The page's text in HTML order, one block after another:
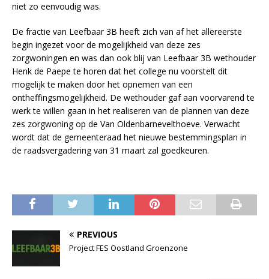
niet zo eenvoudig was.
De fractie van Leefbaar 3B heeft zich van af het allereerste
begin ingezet voor de mogelijkheid van deze zes
zorgwoningen en was dan ook blij van Leefbaar 3B wethouder
Henk de Paepe te horen dat het college nu voorstelt dit
mogelijk te maken door het opnemen van een
ontheffingsmogelijkheid. De wethouder gaf aan voorvarend te
werk te willen gaan in het realiseren van de plannen van deze
zes zorgwoning op de Van Oldenbarnevelthoeve. Verwacht
wordt dat de gemeenteraad het nieuwe bestemmingsplan in
de raadsvergadering van 31 maart zal goedkeuren.
PREVIOUS
Project FES Oostland Groenzone